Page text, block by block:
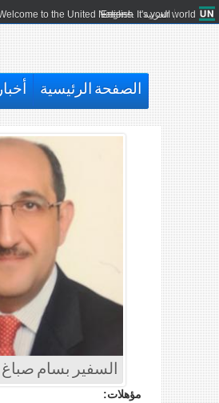
to the United Nations. It's your world.
العربية English
الصفحة الرئيسية أخبار
السفير بسام صباغ
مؤهلات: